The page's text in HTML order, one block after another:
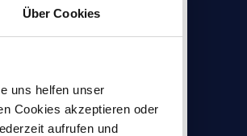
Über Cookies
uns helfen unser
Cookies akzeptieren oder
aufrufen und
35° | 38°
bis < 45 HRC,